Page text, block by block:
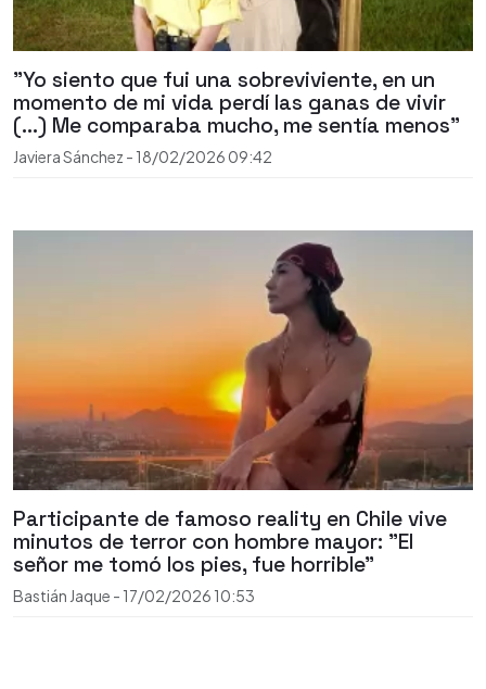
"Yo siento que fui una sobreviviente, en un
momento de mi vida perdí las ganas de vivir
(...) Me comparaba mucho, me sentía menos"
Javiera Sánchez - 18/02/2026 09:42
Participante de famoso reality en Chile vive
minutos de terror con hombre mayor: "El
señor me tomó los pies, fue horrible"
Bastián Jaque - 17/02/2026 10:53